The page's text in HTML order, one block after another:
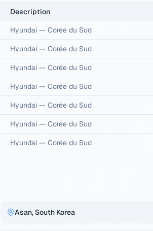
Description
Hyundai — Corée du Sud
Hyundai — Corée du Sud
Hyundai — Corée du Sud
Hyundai — Corée du Sud
Hyundai — Corée du Sud
Hyundai — Corée du Sud
Hyundai — Corée du Sud
Asan, South Korea